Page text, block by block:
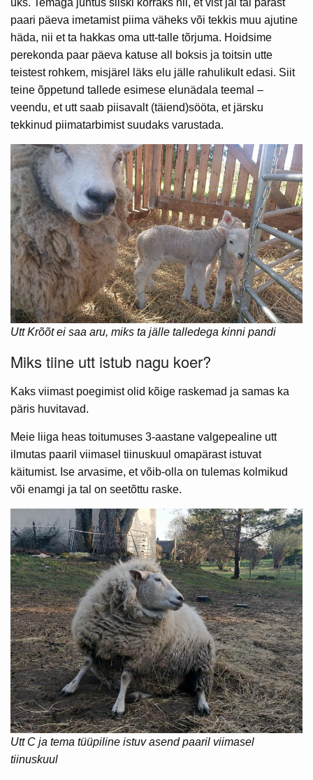
üks. Temaga juhtus siiski korraks nii, et vist jäi tal pärast
paari päeva imetamist piima väheks või tekkis muu ajutine
häda, nii et ta hakkas oma utt-talle tõrjuma. Hoidsime
perekonda paar päeva katuse all boksis ja toitsin utte
teistest rohkem, misjärel läks elu jälle rahulikult edasi. Siit
teine õppetund tallede esimese elunädala teemal –
veendu, et utt saab piisavalt (täiend)sööta, et järsku
tekkinud piimatarbimist suudaks varustada.
Utt Krõõt ei saa aru, miks ta jälle talledega kinni pandi
Miks tiine utt istub nagu koer?
Kaks viimast poegimist olid kõige raskemad ja samas ka
päris huvitavad.
Meie liiga heas toitumuses 3-aastane valgepealine utt
ilmutas paaril viimasel tiinuskuul omapärast istuvat
käitumist. Ise arvasime, et võib-olla on tulemas kolmikud
või enamgi ja tal on seetõttu raske.
Utt C ja tema tüüpiline istuv asend paaril viimasel
tiinuskuul